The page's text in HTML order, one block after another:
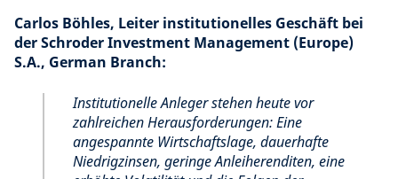
Carlos Böhles, Leiter institutionelles Geschäft bei
der Schroder Investment Management (Europe)
S.A., German Branch:
Institutionelle Anleger stehen heute vor
zahlreichen Herausforderungen: Eine
angespannte Wirtschaftslage, dauerhafte
Niedrigzinsen, geringe Anleiherenditen, eine